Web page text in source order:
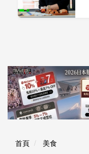
首頁
美食